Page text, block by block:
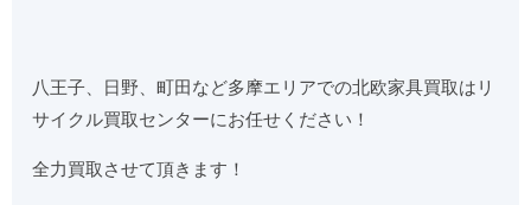
八王子、日野、町田など多摩エリアでの北欧家具買取はリ
サイクル買取センターにお任せください！
全力買取させて頂きます！